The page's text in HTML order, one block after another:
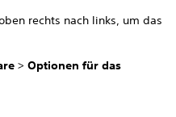
rechts nach links, um das
>Optionen für das